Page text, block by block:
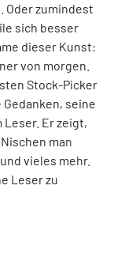
Oder zumindest
sich besser
dieser Kunst:
von morgen.
Stock-Picker
seine
Er zeigt,
man
vieles mehr.
Leser zu